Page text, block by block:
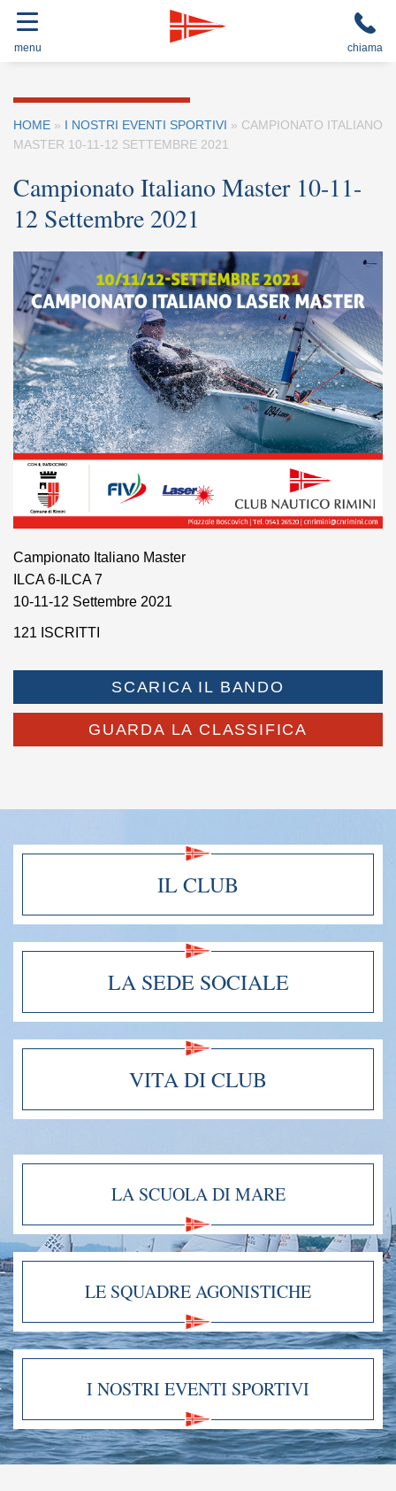
menu chiama
HOME » I NOSTRI EVENTI SPORTIVI » CAMPIONATO ITALIANO
MASTER 10-11-12 SETTEMBRE 2021
Campionato Italiano Master 10-11-
12 Settembre 2021
Campionato Italiano Master
ILCA 6-ILCA 7
10-11-12 Settembre 2021
121 ISCRITTI
SCARICA IL BANDO
GUARDA LA CLASSIFICA
IL CLUB
LA SEDE SOCIALE
VITA DI CLUB
LA SCUOLA DI MARE
LE SQUADRE AGONISTICHE
I NOSTRI EVENTI SPORTIVI